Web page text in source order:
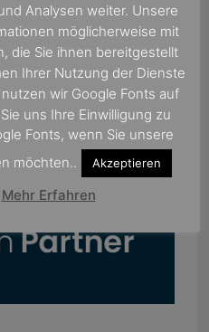
Analysen weiter. Unsere
möglicherweise mit
die Sie ihnen bereitgestellt
Ihrer Nutzung der Dienste
wir Google Fonts auf
uns Ihre Einwilligung zu
Fonts, wenn Sie unsere
möchten..
Akzeptieren
Mehr Erfahren